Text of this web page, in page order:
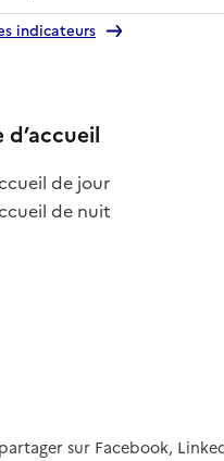
indicateurs
d’accueil
de jour
: non disponible
de nuit
: non disponible
X
sur Facebook,